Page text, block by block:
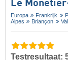
Le
Europa Frankrijk
Alpes
Briançon
Testresultaat: